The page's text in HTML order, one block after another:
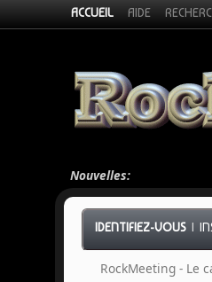
ACCUEIL AIDE
Nouvelles:
IDENTIFIEZ-VOUS |
RockMeeting - Le